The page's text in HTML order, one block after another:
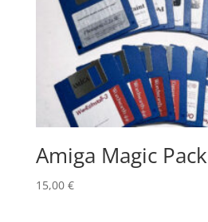
Amiga Magic Pack
15,00 €